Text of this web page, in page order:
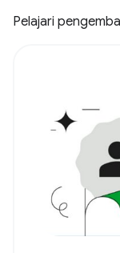
Pelajari